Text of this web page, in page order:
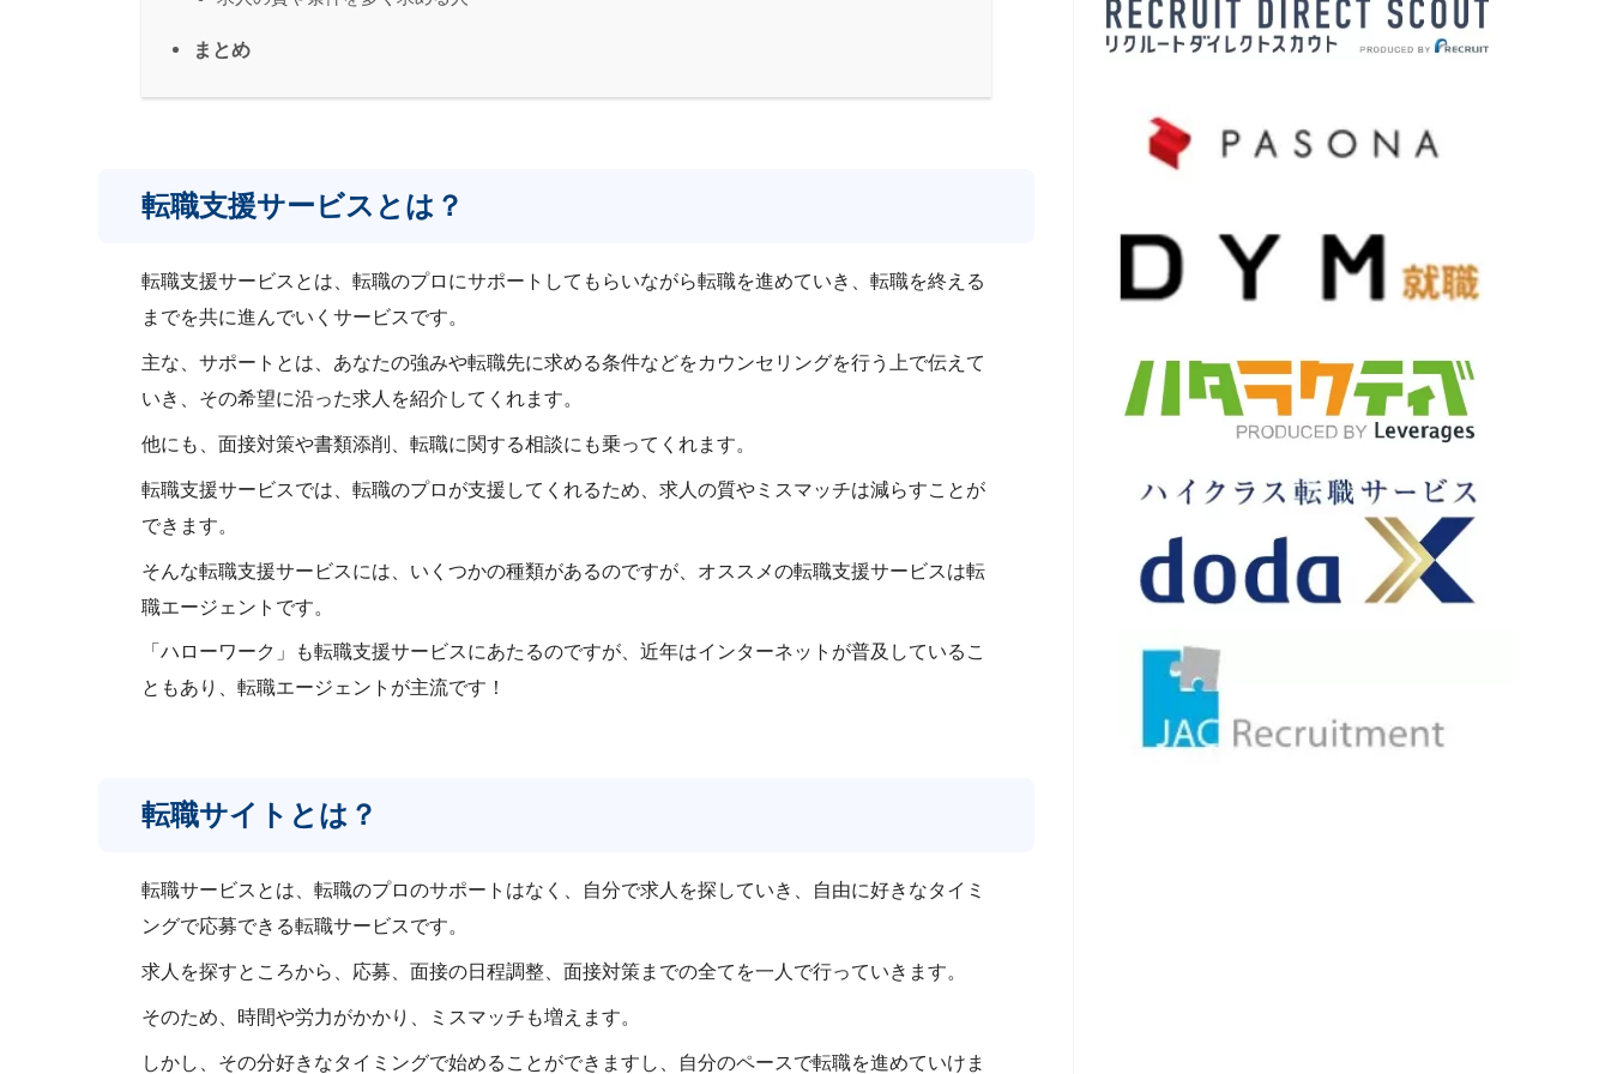
まとめ
転職支援サービスとは？
転職支援サービスとは、転職のプロにサポートしてもらいながら転職を進めていき、転職を終える
までを共に進んでいくサービスです。
主な、サポートとは、あなたの強みや転職先に求める条件などをカウンセリングを行う上で伝えて
いき、その希望に沿った求人を紹介してくれます。
他にも、面接対策や書類添削、転職に関する相談にも乗ってくれます。
転職支援サービスでは、転職のプロが支援してくれるため、求人の質やミスマッチは減らすことが
できます。
そんな転職支援サービスには、いくつかの種類があるのですが、オススメの転職支援サービスは転
職エージェントです。
「ハローワーク」も転職支援サービスにあたるのですが、近年はインターネットが普及しているこ
ともあり、転職エージェントが主流です！
転職サイトとは？
転職サービスとは、転職のプロのサポートはなく、自分で求人を探していき、自由に好きなタイミ
ングで応募できる転職サービスです。
求人を探すところから、応募、面接の日程調整、面接対策までの全てを一人で行っていきます。
そのため、時間や労力がかかり、ミスマッチも増えます。
しかし、その分好きなタイミングで始めることができますし、自分のペースで転職を進めていけま